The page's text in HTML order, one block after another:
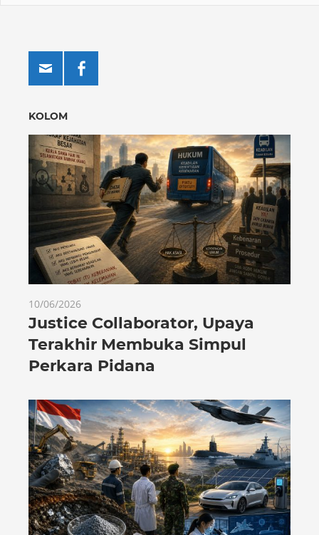
KOLOM
10/06/2026
Justice Collaborator, Upaya
Terakhir Membuka Simpul
Perkara Pidana